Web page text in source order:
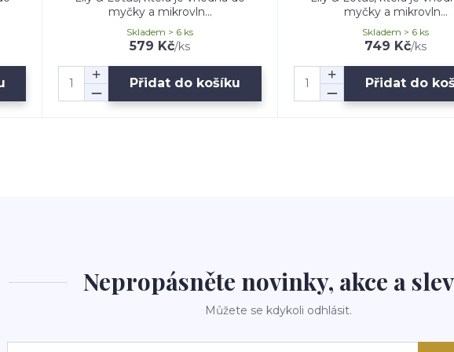
myčky a mikrovln...
579 Kč/ks
Skladem > 6 ks
Přidat do košíku
myčky a mikrovln...
749 Kč/ks
Skladem > 6 ks
Přidat do
Nepropásněte novinky, akce a
Můžete se kdykoli odhlásit.